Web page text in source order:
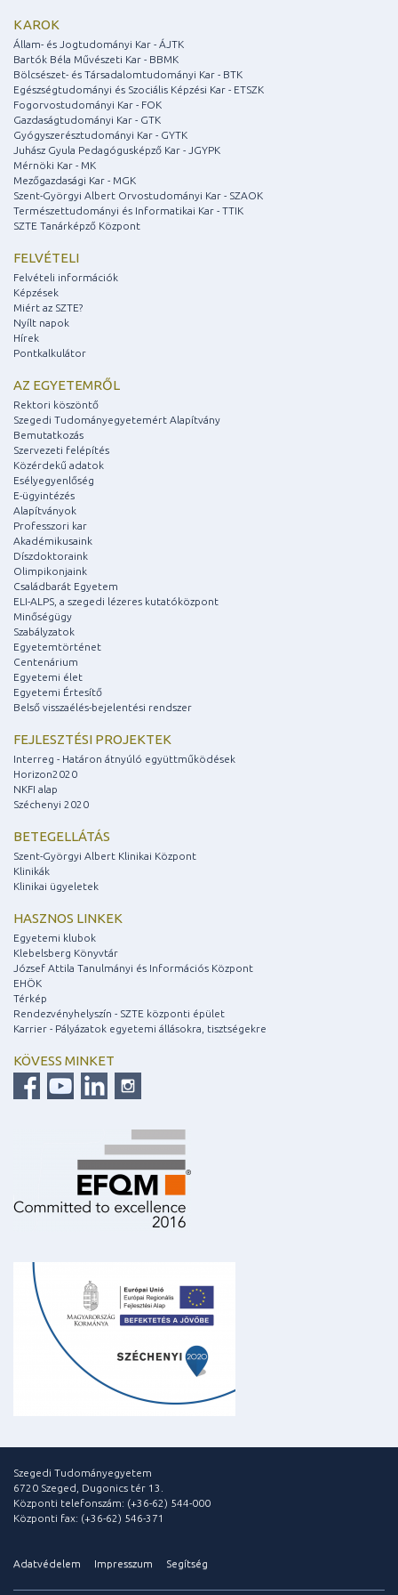
KAROK
Állam- és Jogtudományi Kar - ÁJTK
Bartók Béla Művészeti Kar - BBMK
Bölcsészet- és Társadalomtudományi Kar - BTK
Egészségtudományi és Szociális Képzési Kar - ETSZK
Fogorvostudományi Kar - FOK
Gazdaságtudományi Kar - GTK
Gyógyszerésztudományi Kar - GYTK
Juhász Gyula Pedagógusképző Kar - JGYPK
Mérnöki Kar - MK
Mezőgazdasági Kar - MGK
Szent-Györgyi Albert Orvostudományi Kar - SZAOK
Természettudományi és Informatikai Kar - TTIK
SZTE Tanárképző Központ
FELVÉTELI
Felvételi információk
Képzések
Miért az SZTE?
Nyílt napok
Hírek
Pontkalkulátor
AZ EGYETEMRŐL
Rektori köszöntő
Szegedi Tudományegyetemért Alapítvány
Bemutatkozás
Szervezeti felépítés
Közérdekű adatok
Esélyegyenlőség
E-ügyintézés
Alapítványok
Professzori kar
Akadémikusaink
Díszdoktoraink
Olimpikonjaink
Családbarát Egyetem
ELI-ALPS, a szegedi lézeres kutatóközpont
Minőségügy
Szabályzatok
Egyetemtörténet
Centenárium
Egyetemi élet
Egyetemi Értesítő
Belső visszaélés-bejelentési rendszer
FEJLESZTÉSI PROJEKTEK
Interreg - Határon átnyúló együttműködések
Horizon2020
NKFI alap
Széchenyi 2020
BETEGELLÁTÁS
Szent-Györgyi Albert Klinikai Központ
Klinikák
Klinikai ügyeletek
HASZNOS LINKEK
Egyetemi klubok
Klebelsberg Könyvtár
József Attila Tanulmányi és Információs Központ
EHÖK
Térkép
Rendezvényhelyszín - SZTE központi épület
Karrier - Pályázatok egyetemi állásokra, tisztségekre
KÖVESS MINKET
Szegedi Tudományegyetem
6720 Szeged, Dugonics tér 13.
Központi telefonszám: (+36-62) 544-000
Központi fax: (+36-62) 546-371
Adatvédelem Impresszum Segítség